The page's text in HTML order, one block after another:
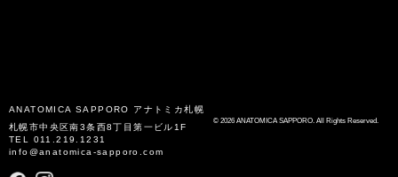
ANATOMICA SAPPORO アナトミカ札幌
札幌市中央区南3条西8丁目第一ビル1F
TEL 011.219.1231
info@anatomica-sapporo.com
© 2026 ANATOMICA SAPPORO. All Rights Reserved.